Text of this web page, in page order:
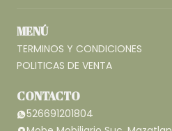
MENÚ
TERMINOS Y CONDICIONES
POLITICAS DE VENTA
CONTACTO
526691201804